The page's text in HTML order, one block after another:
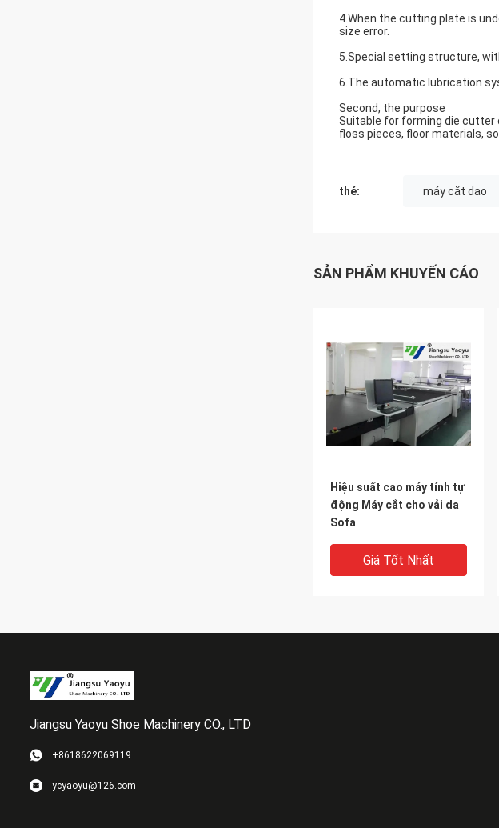
4.When the cutting plate is
size error.
5.Special setting structure,
6.The automatic lubrication
Second, the purpose
Suitable for forming die cutter
floss pieces, floor materials,
thẻ: máy cắt dao
SẢN PHẨM KHUYẾN CÁO
Hiệu suất cao máy tính tự
động Máy cắt cho vải da
Sofa
Giá Tốt Nhất
Jiangsu Yaoyu Shoe Machinery CO., LTD
+8618622069119
ycyaoyu@126.com